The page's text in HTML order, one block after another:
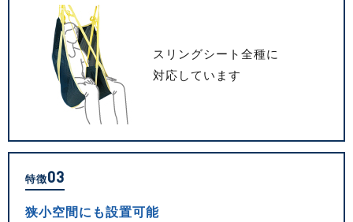
スリングシート全種に
対応しています
特徴03
狭小空間にも設置可能